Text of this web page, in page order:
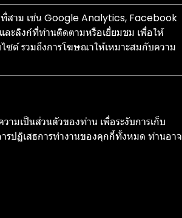
ที่สาม เช่น Google Analytics, Facebook
ละลิงก์ที่ท่านติดตามหรือเยี่ยมชม เพื่อให้
ซต์ รวมถึงการโฆษณาให้เหมาะสมกับความ
ามเป็นส่วนตัวของท่าน เพื่อระงับการเก็บ
รปฏิเสธการทำงานของคุกกี้ทั้งหมด ท่านอาจ